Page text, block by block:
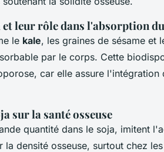
et leur rôle dans l'absorption
le kale, les graines de sésame et
par le corps. Cette
car elle assure l'intégration
sur la santé osseuse
quantité dans le soja, imitent
densité osseuse, surtout chez